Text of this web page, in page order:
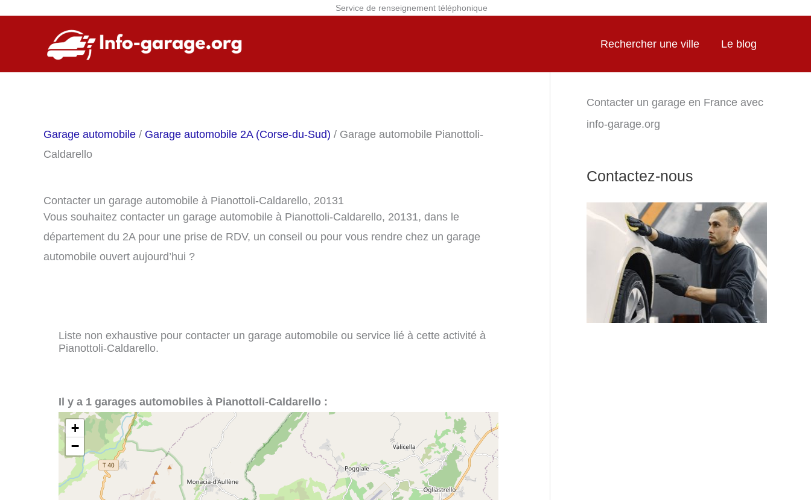
Service de renseignement téléphonique
Rechercher une ville Le blog
Garage automobile / Garage automobile 2A (Corse-du-Sud) / Garage automobile Pianottoli-
Caldarello
Contacter un garage automobile à Pianottoli-Caldarello, 20131
Vous souhaitez contacter un garage automobile à Pianottoli-Caldarello, 20131, dans le
département du 2A pour une prise de RDV, un conseil ou pour vous rendre chez un garage
automobile ouvert aujourd’hui ?
Liste non exhaustive pour contacter un garage automobile ou service lié à cette activité à
Pianottoli-Caldarello.
Il y a 1 garages automobiles à Pianottoli-Caldarello :
+
−
Contacter un garage en France avec
info-garage.org
Contactez-nous